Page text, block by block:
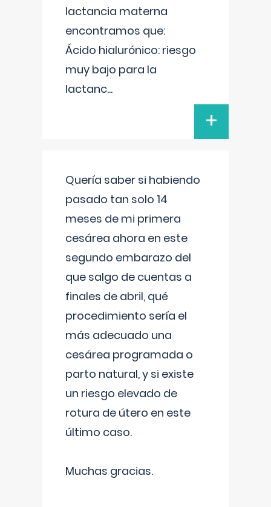
lactancia materna
encontramos que:
Ácido hialurónico: riesgo
muy bajo para la
lactanc...
+
Quería saber si habiendo
pasado tan solo 14
meses de mi primera
cesárea ahora en este
segundo embarazo del
que salgo de cuentas a
finales de abril, qué
procedimiento sería el
más adecuado una
cesárea programada o
parto natural, y si existe
un riesgo elevado de
rotura de útero en este
último caso.
Muchas gracias.